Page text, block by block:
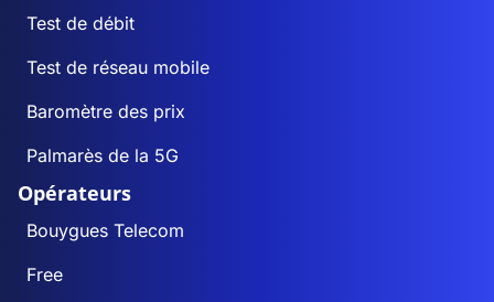
Test de débit
Test de réseau mobile
Baromètre des prix
Palmarès de la 5G
Opérateurs
Bouygues Telecom
Free